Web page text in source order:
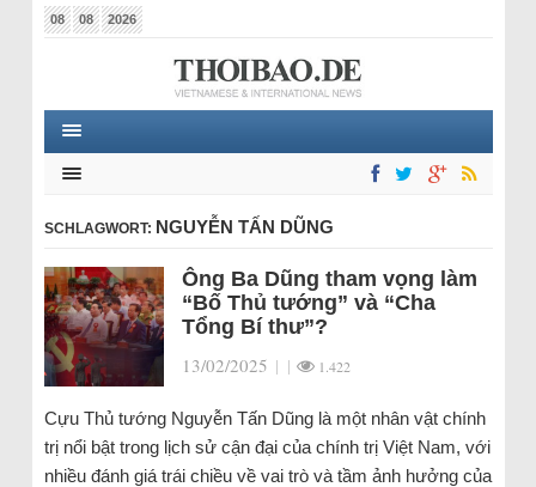
08 08 2026
SCHLAGWORT: NGUYỄN TẤN DŨNG
Ông Ba Dũng tham vọng làm
“Bố Thủ tướng” và “Cha
Tổng Bí thư”?
13/02/2025 | | 1.422
Cựu Thủ tướng Nguyễn Tấn Dũng là một nhân vật chính
trị nổi bật trong lịch sử cận đại của chính trị Việt Nam, với
nhiều đánh giá trái chiều về vai trò và tầm ảnh hưởng của